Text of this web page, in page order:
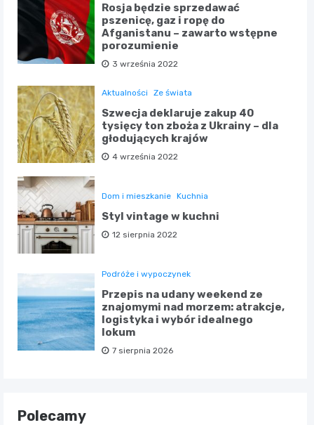
Rosja będzie sprzedawać
pszenicę, gaz i ropę do
Afganistanu – zawarto wstępne
porozumienie
3 września 2022
Aktualności Ze świata
Szwecja deklaruje zakup 40
tysięcy ton zboża z Ukrainy – dla
głodujących krajów
4 września 2022
Dom i mieszkanie Kuchnia
Styl vintage w kuchni
12 sierpnia 2022
Podróże i wypoczynek
Przepis na udany weekend ze
znajomymi nad morzem: atrakcje,
logistyka i wybór idealnego
lokum
7 sierpnia 2026
Polecamy